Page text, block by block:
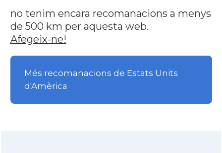
no tenim encara recomanacions a menys
de 500 km per aquesta web.
Afegeix-ne!
Més recomanacions de Estats Units
d'Amèrica